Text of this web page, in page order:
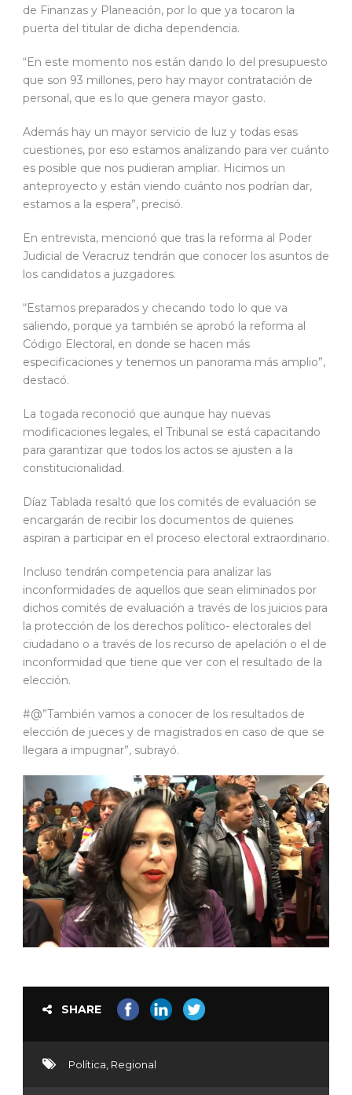
de Finanzas y Planeación, por lo que ya tocaron la
puerta del titular de dicha dependencia.
“En este momento nos están dando lo del presupuesto
que son 93 millones, pero hay mayor contratación de
personal, que es lo que genera mayor gasto.
Además hay un mayor servicio de luz y todas esas
cuestiones, por eso estamos analizando para ver cuánto
es posible que nos pudieran ampliar. Hicimos un
anteproyecto y están viendo cuánto nos podrían dar,
estamos a la espera”, precisó.
En entrevista, mencionó que tras la reforma al Poder
Judicial de Veracruz tendrán que conocer los asuntos de
los candidatos a juzgadores.
“Estamos preparados y checando todo lo que va
saliendo, porque ya también se aprobó la reforma al
Código Electoral, en donde se hacen más
especificaciones y tenemos un panorama más amplio”,
destacó.
La togada reconoció que aunque hay nuevas
modificaciones legales, el Tribunal se está capacitando
para garantizar que todos los actos se ajusten a la
constitucionalidad.
Díaz Tablada resaltó que los comités de evaluación se
encargarán de recibir los documentos de quienes
aspiran a participar en el proceso electoral extraordinario.
Incluso tendrán competencia para analizar las
inconformidades de aquellos que sean eliminados por
dichos comités de evaluación a través de los juicios para
la protección de los derechos político- electorales del
ciudadano o a través de los recurso de apelación o el de
inconformidad que tiene que ver con el resultado de la
elección.
#@”También vamos a conocer de los resultados de
elección de jueces y de magistrados en caso de que se
llegara a impugnar”, subrayó.
SHARE
Política Regional